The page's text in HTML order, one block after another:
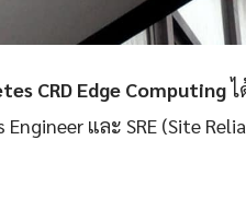
CRD Edge Computingไ
และ SRE (Site